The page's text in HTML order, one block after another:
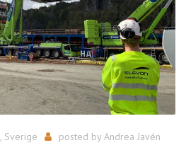
Sverige posted by Andrea Javén